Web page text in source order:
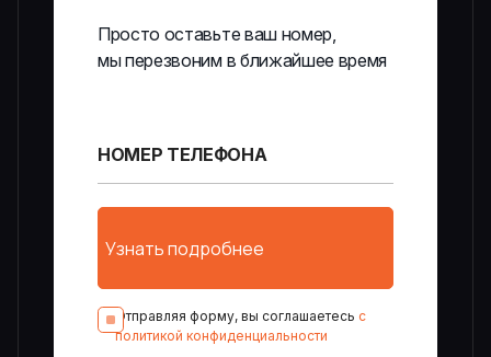
Просто оставьте ваш номер,
мы перезвоним в ближайшее время
Отправляя форму, вы соглашаетесь с
политикой конфиденциальности